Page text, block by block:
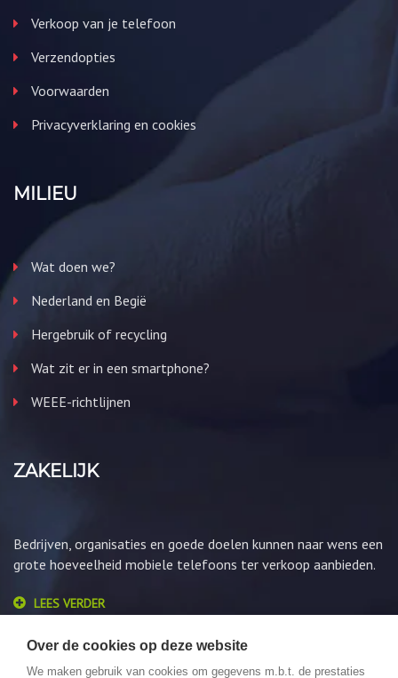
Verkoop van je telefoon
Verzendopties
Voorwaarden
Privacyverklaring en cookies
MILIEU
Wat doen we?
Nederland en Begië
Hergebruik of recycling
Wat zit er in een smartphone?
WEEE-richtlijnen
ZAKELIJK
Bedrijven, organisaties en goede doelen kunnen naar wens een
grote hoeveelheid mobiele telefoons ter verkoop aanbieden.
LEES VERDER
Over de cookies op deze website
We maken gebruik van cookies om gegevens m.b.t. de prestaties